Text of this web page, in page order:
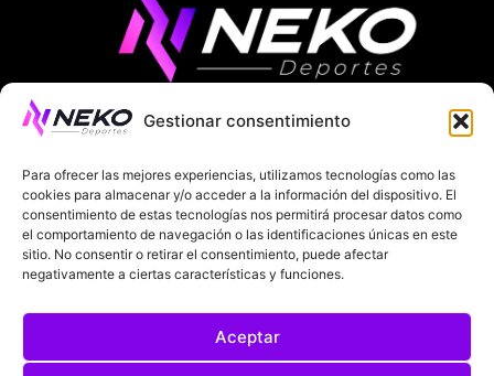
Gestionar consentimiento
Para ofrecer las mejores experiencias, utilizamos tecnologías como las
cookies para almacenar y/o acceder a la información del dispositivo. El
consentimiento de estas tecnologías nos permitirá procesar datos como
el comportamiento de navegación o las identificaciones únicas en este
sitio. No consentir o retirar el consentimiento, puede afectar
negativamente a ciertas características y funciones.
Aceptar
ÚLTIMAS NOTICIAS COMPETICIONES EUROPEAS
LA LIGA MUNDIAL 2026 FÚTBOL INTERNACIONAL
SOBRE NOSOTROS
AVISOS LEGALES POLÍTICA DE PRIVACIDAD
POLÍTICA DE COOKIES